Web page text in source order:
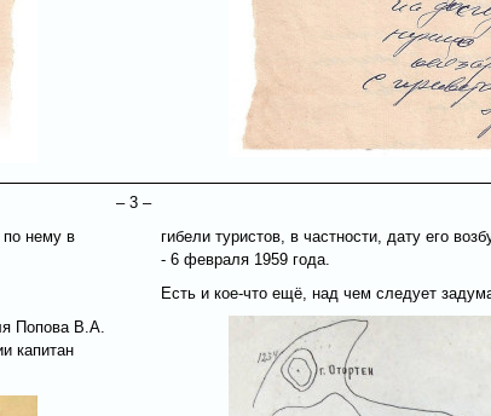
– 3 –
по нему в
Попова В.А.
капитан
гибели туристов, в частности, дату его
- 6 февраля 1959 года.
Есть и кое-что ещё, над чем следует